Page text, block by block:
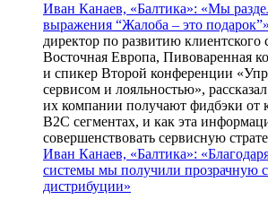
Иван Канаев, «Балтика»: «Мы
выражения “Жалоба – это подарок”»
директор по развитию клиентского
Восточная Европа, Пивоваренная
и спикер Второй конференции
сервисом и лояльностью»,
их компании получают фидбэки от
B2C сегментах, и как эта
совершенствовать сервисную
Иван Канаев, «Балтика»:
системы мы получили прозрачную
дистрибуции»